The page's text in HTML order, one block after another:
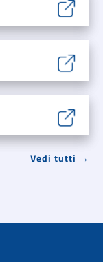
Vedi tutti →